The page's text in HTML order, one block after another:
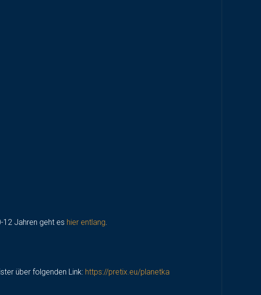
12 Jahren geht es hier entlang.
über folgenden Link: https://pretix.eu/planetka